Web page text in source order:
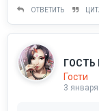
ОТВЕТИТЬ
ГОСТЬ
Гости
3